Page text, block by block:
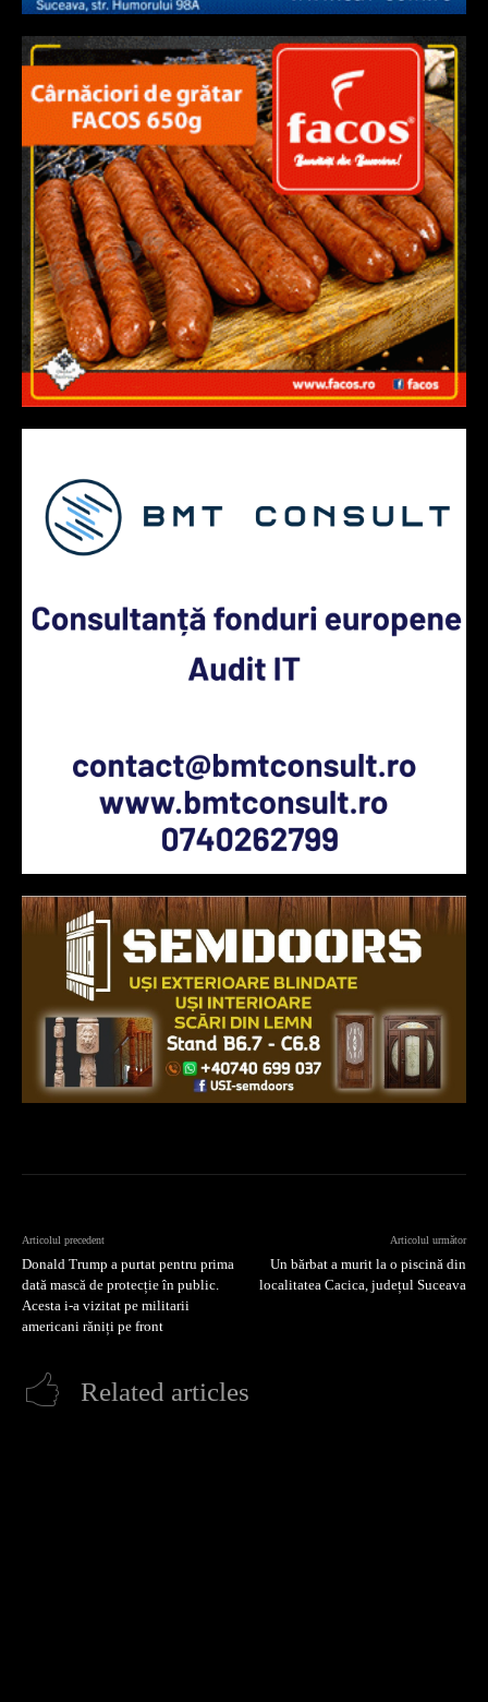
Articolul precedent
Donald Trump a purtat pentru prima
dată mască de protecție în public.
Acesta i-a vizitat pe militarii
americani răniți pe front
Articolul următor
Un bărbat a murit la o piscină din
localitatea Cacica, județul Suceava
Related articles